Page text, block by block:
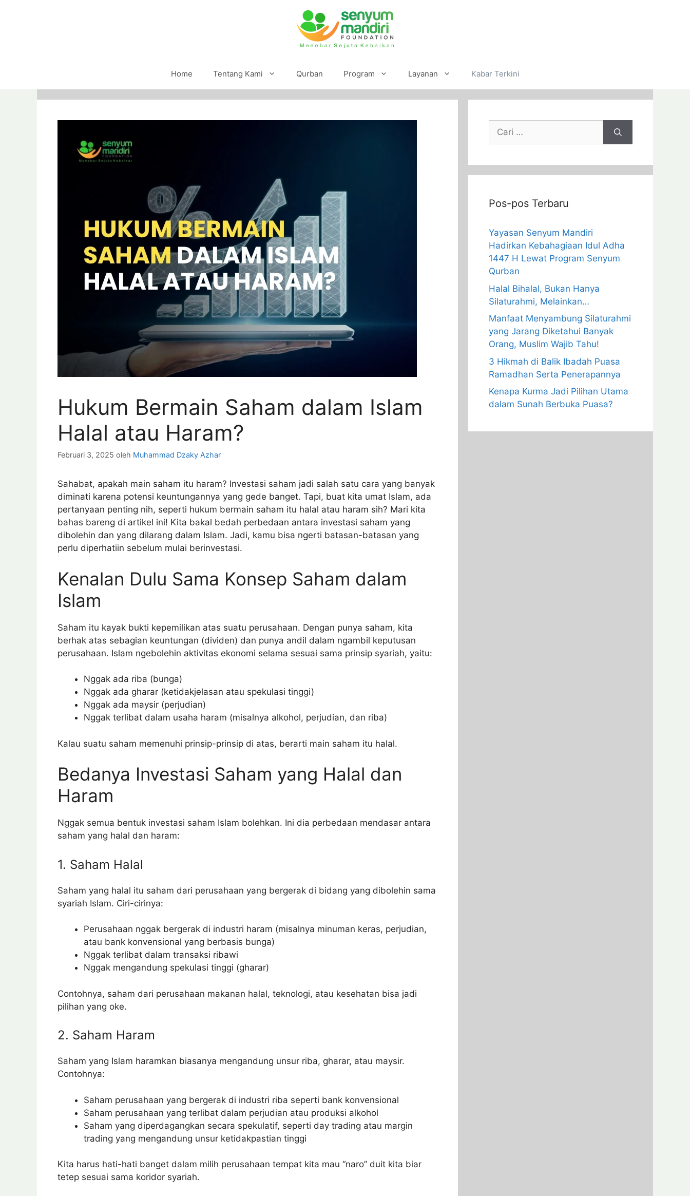
Home Tentang Kami Qurban Program Layanan Kabar Terkini
Hukum Bermain Saham dalam Islam
Halal atau Haram?
Februari 3, 2025 oleh Muhammad Dzaky Azhar
Sahabat, apakah main saham itu haram? Investasi saham jadi salah satu cara yang banyak
diminati karena potensi keuntungannya yang gede banget. Tapi, buat kita umat Islam, ada
pertanyaan penting nih, seperti hukum bermain saham itu halal atau haram sih? Mari kita
bahas bareng di artikel ini! Kita bakal bedah perbedaan antara investasi saham yang
dibolehin dan yang dilarang dalam Islam. Jadi, kamu bisa ngerti batasan-batasan yang
perlu diperhatiin sebelum mulai berinvestasi.
Kenalan Dulu Sama Konsep Saham dalam
Islam
Saham itu kayak bukti kepemilikan atas suatu perusahaan. Dengan punya saham, kita
berhak atas sebagian keuntungan (dividen) dan punya andil dalam ngambil keputusan
perusahaan. Islam ngebolehin aktivitas ekonomi selama sesuai sama prinsip syariah, yaitu:
Nggak ada riba (bunga)
Nggak ada gharar (ketidakjelasan atau spekulasi tinggi)
Nggak ada maysir (perjudian)
Nggak terlibat dalam usaha haram (misalnya alkohol, perjudian, dan riba)
Kalau suatu saham memenuhi prinsip-prinsip di atas, berarti main saham itu halal.
Bedanya Investasi Saham yang Halal dan
Haram
Nggak semua bentuk investasi saham Islam bolehkan. Ini dia perbedaan mendasar antara
saham yang halal dan haram:
1. Saham Halal
Saham yang halal itu saham dari perusahaan yang bergerak di bidang yang dibolehin sama
syariah Islam. Ciri-cirinya:
Perusahaan nggak bergerak di industri haram (misalnya minuman keras, perjudian,
atau bank konvensional yang berbasis bunga)
Nggak terlibat dalam transaksi ribawi
Nggak mengandung spekulasi tinggi (gharar)
Contohnya, saham dari perusahaan makanan halal, teknologi, atau kesehatan bisa jadi
pilihan yang oke.
2. Saham Haram
Saham yang Islam haramkan biasanya mengandung unsur riba, gharar, atau maysir.
Contohnya:
Saham perusahaan yang bergerak di industri riba seperti bank konvensional
Saham perusahaan yang terlibat dalam perjudian atau produksi alkohol
Saham yang diperdagangkan secara spekulatif, seperti day trading atau margin
trading yang mengandung unsur ketidakpastian tinggi
Kita harus hati-hati banget dalam milih perusahaan tempat kita mau “naro” duit kita biar
tetep sesuai sama koridor syariah.
Pos-pos Terbaru
Yayasan Senyum Mandiri
Hadirkan Kebahagiaan Idul Adha
1447 H Lewat Program Senyum
Qurban
Halal Bihalal, Bukan Hanya
Silaturahmi, Melainkan…
Manfaat Menyambung Silaturahmi
yang Jarang Diketahui Banyak
Orang, Muslim Wajib Tahu!
3 Hikmah di Balik Ibadah Puasa
Ramadhan Serta Penerapannya
Kenapa Kurma Jadi Pilihan Utama
dalam Sunah Berbuka Puasa?